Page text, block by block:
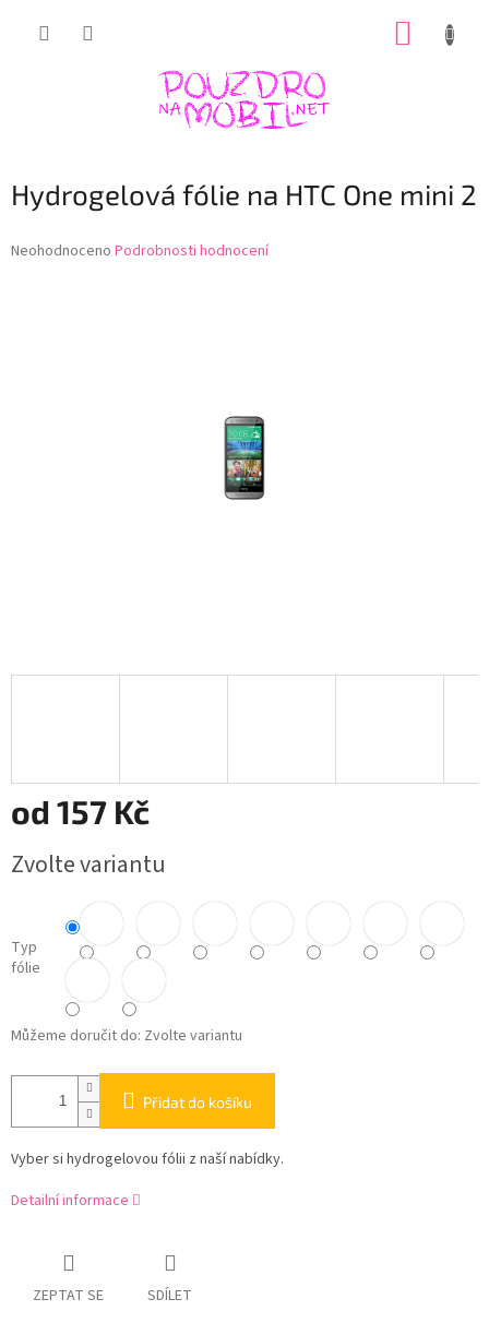
Hydrogelová fólie na HTC One mini 2
Průměrné
Neohodnoceno Podrobnosti hodnocení
od 157 Kč
cena:
Zvolte variantu
Typ
fólie
Můžeme doručit do: Zvolte variantu
Přidat do košíku
Vyber si hydrogelovou fólii z naší nabídky.
Detailní informace
ZEPTAT SE SDÍLET